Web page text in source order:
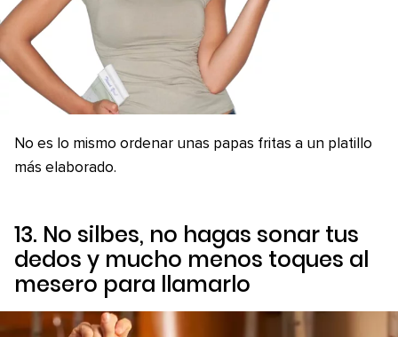
No es lo mismo ordenar unas papas fritas a un platillo
más elaborado.
13. No silbes, no hagas sonar tus
dedos y mucho menos toques al
mesero para llamarlo